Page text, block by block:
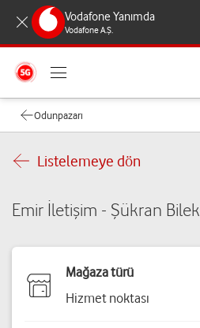
Vodafone Yanımda
Vodafone A.Ş.
Odunpazarı
Listelemeye dön
Emir İletişim - Şükran Bilek
Mağaza türü
Hizmet noktası